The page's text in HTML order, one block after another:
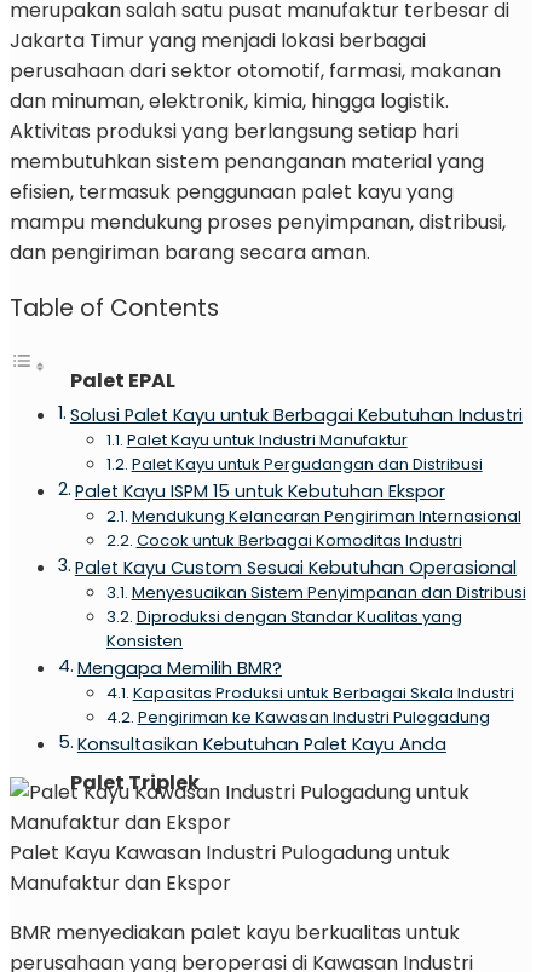
Palet EPAL
Palet Triplek
merupakan salah satu pusat manufaktur terbesar di
Jakarta Timur yang menjadi lokasi berbagai
perusahaan dari sektor otomotif, farmasi, makanan
dan minuman, elektronik, kimia, hingga logistik.
Aktivitas produksi yang berlangsung setiap hari
membutuhkan sistem penanganan material yang
efisien, termasuk penggunaan palet kayu yang
mampu mendukung proses penyimpanan, distribusi,
dan pengiriman barang secara aman.
Table of Contents
Solusi Palet Kayu untuk Berbagai Kebutuhan Industri
Palet Kayu untuk Industri Manufaktur
Palet Kayu untuk Pergudangan dan Distribusi
Palet Kayu ISPM 15 untuk Kebutuhan Ekspor
Mendukung Kelancaran Pengiriman Internasional
Cocok untuk Berbagai Komoditas Industri
Palet Kayu Custom Sesuai Kebutuhan Operasional
Menyesuaikan Sistem Penyimpanan dan Distribusi
Diproduksi dengan Standar Kualitas yang
Konsisten
Mengapa Memilih BMR?
Kapasitas Produksi untuk Berbagai Skala Industri
Pengiriman ke Kawasan Industri Pulogadung
Konsultasikan Kebutuhan Palet Kayu Anda
Palet Kayu Kawasan Industri Pulogadung untuk
Manufaktur dan Ekspor
BMR menyediakan palet kayu berkualitas untuk
perusahaan yang beroperasi di Kawasan Industri